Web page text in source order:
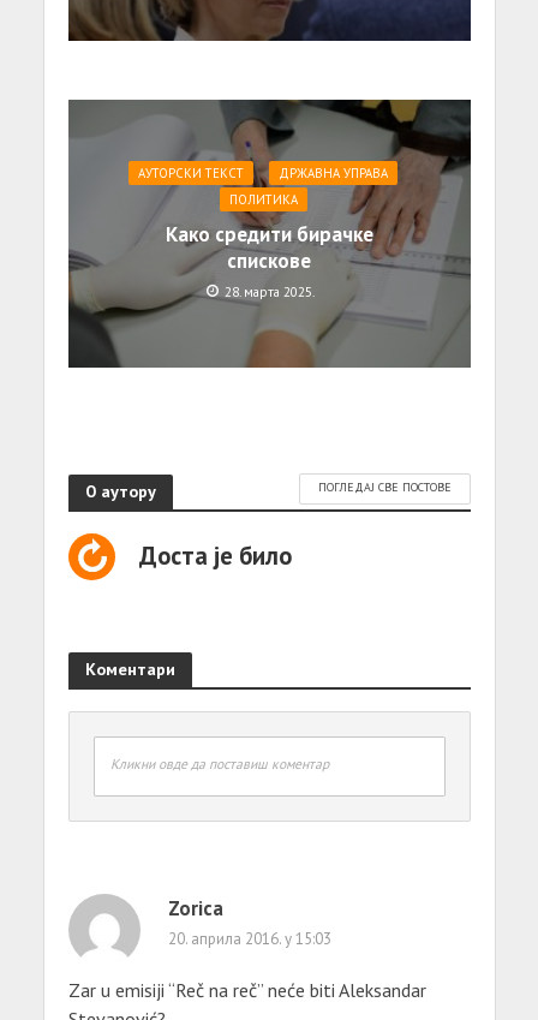
АУТОРСКИ ТЕКСТ
ДРЖАВНА УПРАВА
ПОЛИТИКА
Како средити бирачке
спискове
28. марта 2025.
О аутору ПОГЛЕДАЈ СВЕ ПОСТОВЕ
Доста је било
Коментари
Кликни овде да поставиш коментар
Zorica
20. априла 2016. у 15:03
Zar u emisiji “Reč na reč” neće biti Aleksandar